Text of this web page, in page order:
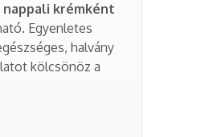
krémként
Egyenletes
halvány
kölcsönöz a